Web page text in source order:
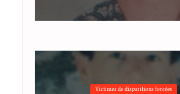
Victimes de disparitions forcées